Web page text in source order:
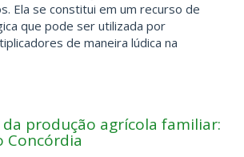
Ela se constitui em um recurso de
que pode ser utilizada por
de maneira lúdica na
da produção agrícola familiar:
Concórdia